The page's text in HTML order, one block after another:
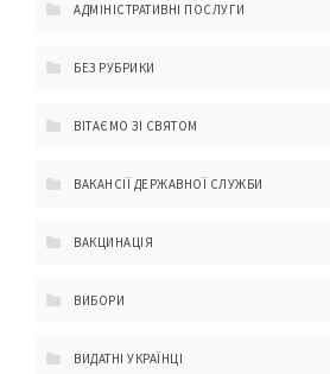
АДМІНІСТРАТИВНІ ПОСЛУГИ
БЕЗ РУБРИКИ
ВІТАЄМО ЗІ СВЯТОМ
ВАКАНСІЇ ДЕРЖАВНОЇ СЛУЖБИ
ВАКЦИНАЦІЯ
ВИБОРИ
ВИДАТНІ УКРАЇНЦІ